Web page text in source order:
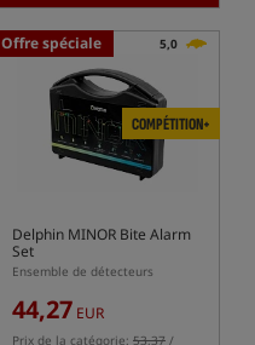
Offre spéciale 5,0
COMPÉTITION+
Delphin MINOR Bite Alarm
Set
Ensemble de détecteurs
44,27 EUR
Prix de la catégorie: 53,37 /